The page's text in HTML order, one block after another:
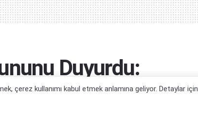
Duyurdu:
çerez kullanımı kabul etmek anlamına geliyor. Detaylar için